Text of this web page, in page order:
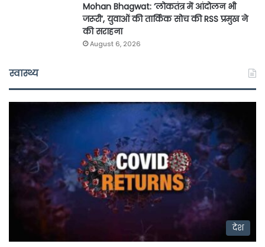
Mohan Bhagwat: ‘लोकतंत्र में आंदोलन भी
जरूरी’, युवाओं की तार्किक सोच की RSS प्रमुख ने
की सराहना
August 6, 2026
स्वास्थ्य
देश